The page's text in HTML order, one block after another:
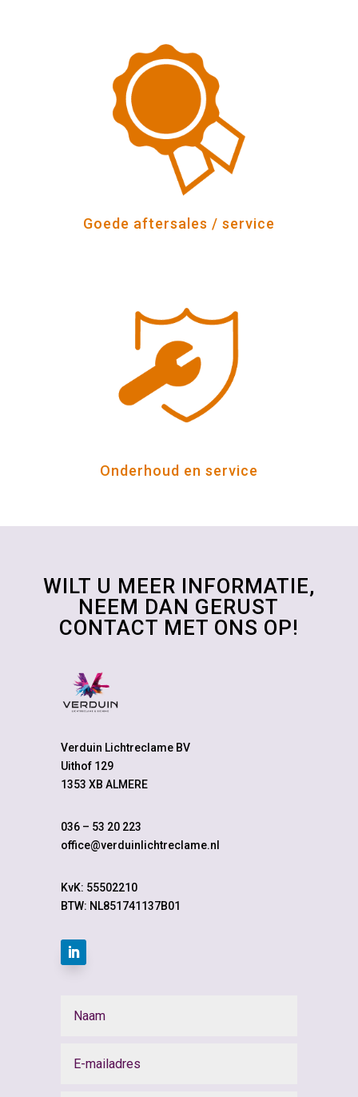
Goede aftersales / service
Onderhoud en service
WILT U MEER INFORMATIE,
NEEM DAN GERUST
CONTACT MET ONS OP!
Verduin Lichtreclame BV
Uithof 129
1353 XB ALMERE
036 – 53 20 223
office@verduinlichtreclame.nl
KvK: 55502210
BTW: NL851741137B01